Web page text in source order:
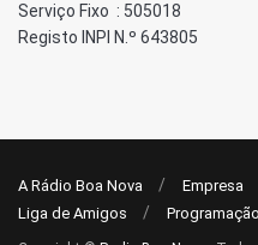
Serviço Fixo : 505018
Registo INPI N.º 643805
A Rádio Boa Nova Empresa
Liga de Amigos
Programação